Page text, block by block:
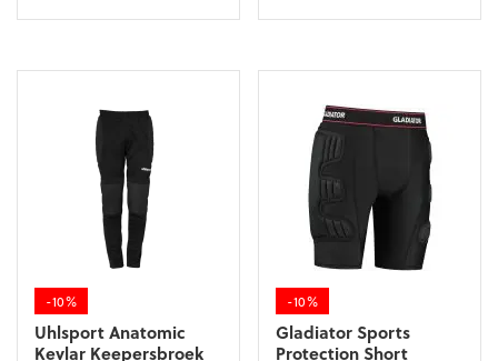
Dit
variaties.
de
productpagina
Dit
variaties.
optie
gekozen
worden
de
productpagina
-10%
Uhlsport Anatomic
Kevlar Keepersbroek
-10%
Gladiator Sports
Protection Short